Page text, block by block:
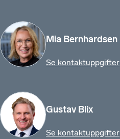
Mia Bernhardsen
Se kontaktuppgifter
Gustav Blix
Se kontaktuppgifter